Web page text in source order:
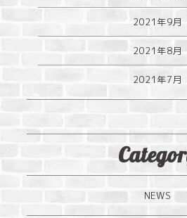
2021年9月
2021年8月
2021年7月
NEWS